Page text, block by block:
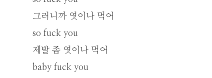
그러니까 엿이나 먹어
so fuck you
제발 좀 엿이나 먹어
baby fuck you